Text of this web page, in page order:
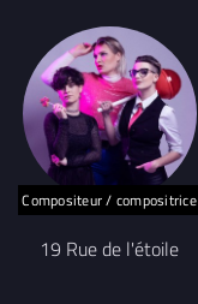
Compositeur / compositrice
19 Rue de l'étoile